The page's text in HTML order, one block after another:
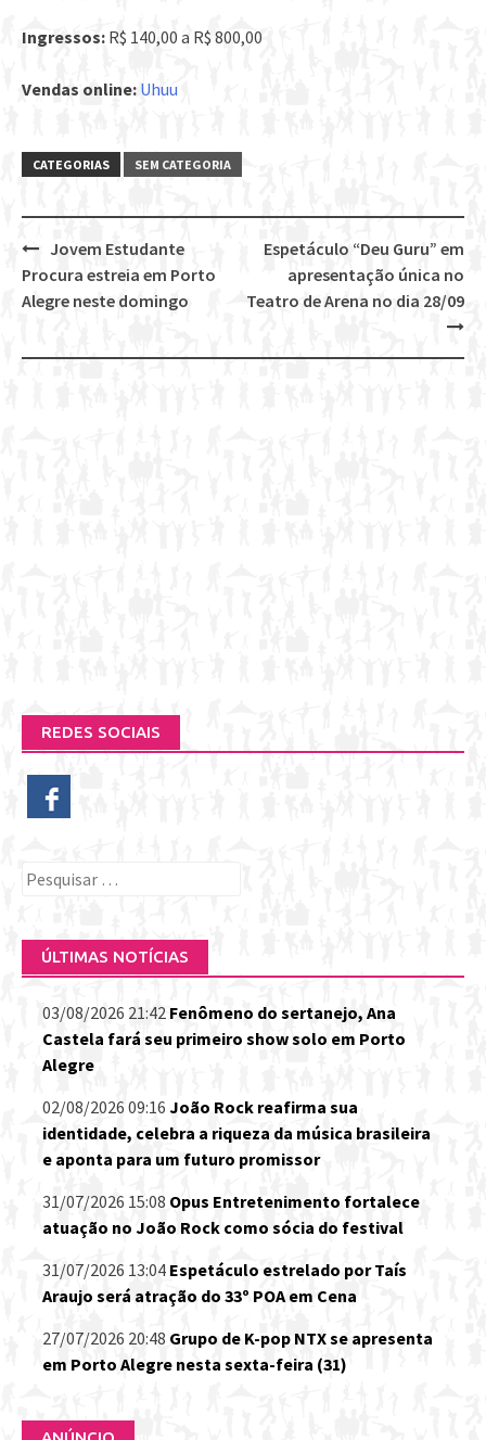
Ingressos: R$ 140,00 a R$ 800,00
Vendas online: Uhuu
CATEGORIAS SEM CATEGORIA
Post
navigation
Espetáculo “Deu Guru” em
apresentação única no
Teatro de Arena no dia 28/09
Jovem Estudante
Procura estreia em Porto
Alegre neste domingo
REDES SOCIAIS
Pesquisar
ÚLTIMAS NOTÍCIAS
03/08/2026 21:42 Fenômeno do sertanejo, Ana
Castela fará seu primeiro show solo em Porto
Alegre
02/08/2026 09:16 João Rock reafirma sua
identidade, celebra a riqueza da música brasileira
e aponta para um futuro promissor
31/07/2026 15:08 Opus Entretenimento fortalece
atuação no João Rock como sócia do festival
31/07/2026 13:04 Espetáculo estrelado por Taís
Araujo será atração do 33º POA em Cena
27/07/2026 20:48 Grupo de K-pop NTX se apresenta
em Porto Alegre nesta sexta-feira (31)